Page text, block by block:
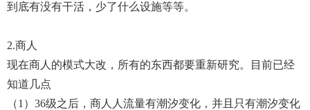
到底有没有干活，少了什么设施等等。
2.商人
现在商人的模式大改，所有的东西都要重新研究。目前已经
知道几点
（1）36级之后，商人人流量有潮汐变化，并且只有潮汐变化